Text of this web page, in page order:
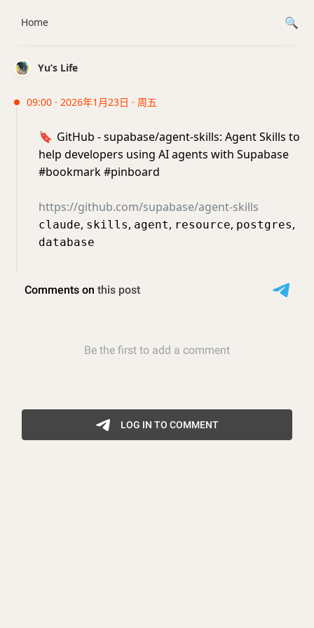
Yu’s Life
09:00 · 2026年1月23日 · 周五
🔖 GitHub - supabase/agent-skills: Agent Skills to
help developers using AI agents with Supabase
#bookmark #pinboard
https://github.com/supabase/agent-skills
claude, skills, agent, resource, postgres,
database
Home